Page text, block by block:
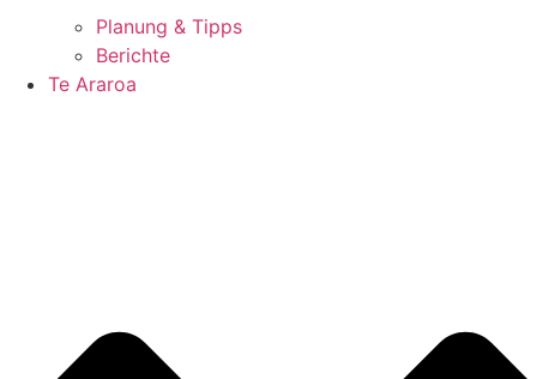
Planung & Tipps
Berichte
Te Araroa